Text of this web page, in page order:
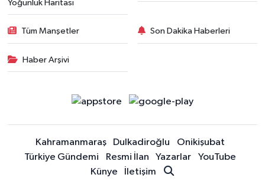
Yoğunluk Haritası
Tüm Manşetler Son Dakika Haberleri
Haber Arşivi
Kahramanmaraş Dulkadiroğlu
Onikişubat
Türkiye Gündemi
Resmi İlan Yazarlar
YouTube
Künye
İletişim